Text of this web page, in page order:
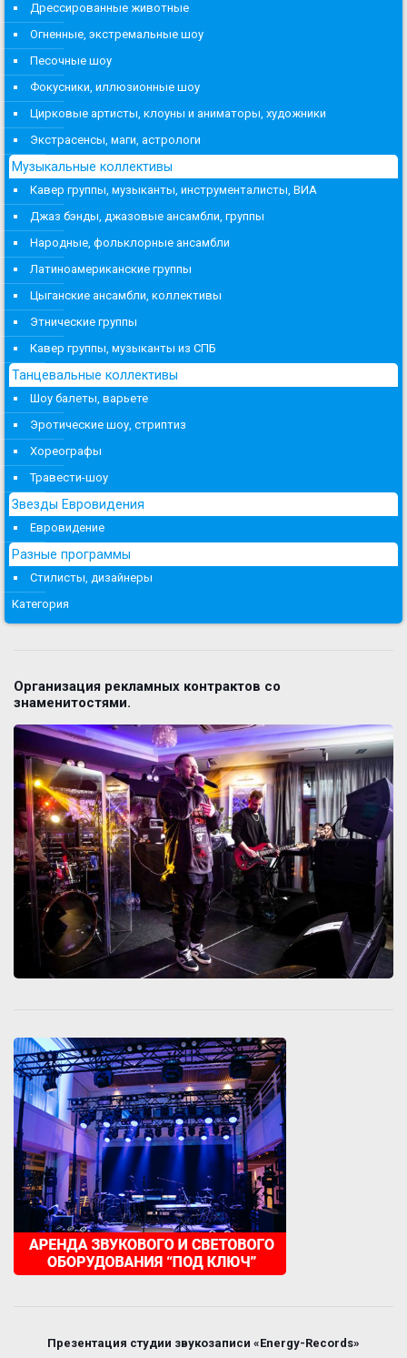
Дрессированные животные
Огненные, экстремальные шоу
Песочные шоу
Фокусники, иллюзионные шоу
Цирковые артисты, клоуны и аниматоры, художники
Экстрасенсы, маги, астрологи
Музыкальные коллективы
Кавер группы, музыканты, инструменталисты, ВИА
Джаз бэнды, джазовые ансамбли, группы
Народные, фольклорные ансамбли
Латиноамериканские группы
Цыганские ансамбли, коллективы
Этнические группы
Кавер группы, музыканты из СПБ
Танцевальные коллективы
Шоу балеты, варьете
Эротические шоу, стриптиз
Хореографы
Травести-шоу
Звезды Евровидения
Евровидение
Разные программы
Стилисты, дизайнеры
Категория
Организация рекламных контрактов со
знаменитостями.
Презентация студии звукозаписи «Energy-Records»